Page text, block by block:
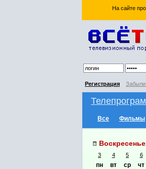
На сайте
Регистрация Забыли
Все Фильмы
3 4 5 6
пн вт ср чт